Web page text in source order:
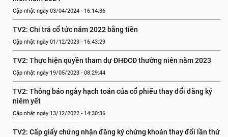
Cập nhật ngày 03/04/2024 - 16:14:36
TV2: Chi trả cổ tức năm 2022 bằng tiền
Cập nhật ngày 01/12/2023 - 16:43:29
TV2: Thực hiện quyền tham dự ĐHĐCĐ thường niên năm 2023
Cập nhật ngày 19/05/2023 - 08:29:44
TV2: Thông báo ngày hạch toán của cổ phiếu thay đổi đăng ký
niêm yết
Cập nhật ngày 13/12/2022 - 14:30:36
TV2: Cấp giấy chứng nhận đăng ký chứng khoán thay đổi lần thứ